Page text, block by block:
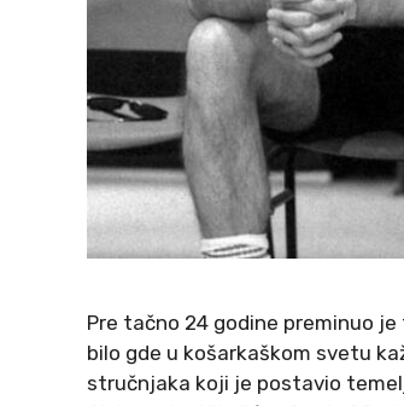
Pre tačno 24 godine preminuo
bilo gde u košarkaškom svetu
stručnjaka koji je postavio